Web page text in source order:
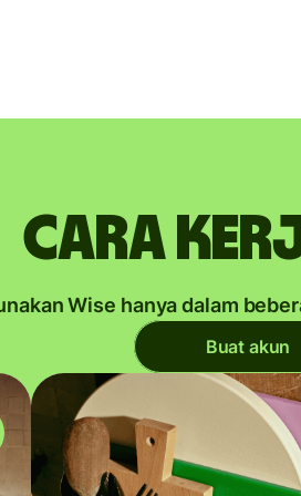
Cara
Wise hanya dalam
Buat akun